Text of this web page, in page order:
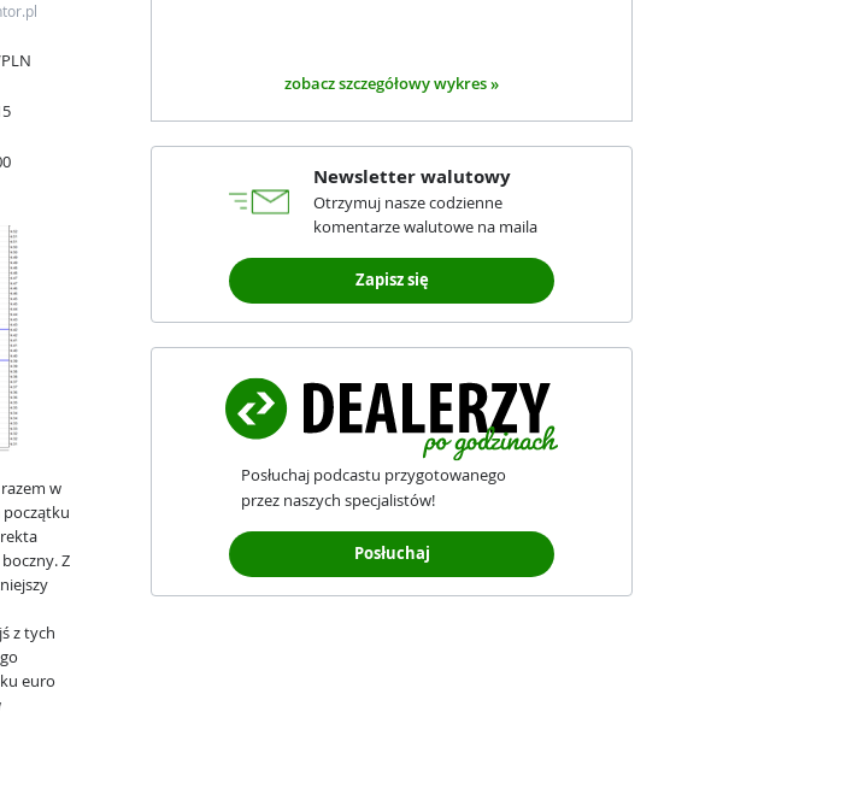
w
początku
Z
z tych
euro
zobacz szczegółowy wykres »
Newsletter walutowy
Otrzymuj nasze codzienne
komentarze walutowe na maila
Zapisz się
Posłuchaj podcastu przygotowanego
przez naszych specjalistów!
Posłuchaj